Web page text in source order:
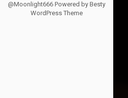
@Moonlight666 Powered by Besty
WordPress Theme